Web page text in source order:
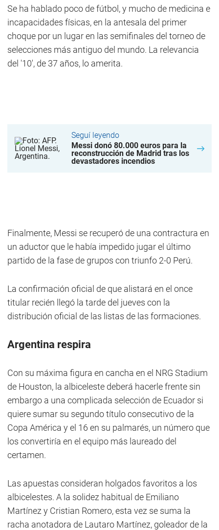
Se ha hablado poco de fútbol, y mucho de medicina e
incapacidades físicas, en la antesala del primer
choque por un lugar en las semifinales del torneo de
selecciones más antiguo del mundo. La relevancia
del '10', de 37 años, lo amerita.
Seguí leyendo
Messi donó 80.000 euros para la
reconstrucción de Madrid tras los
devastadores incendios
Finalmente, Messi se recuperó de una contractura en
un aductor que le había impedido jugar el último
partido de la fase de grupos con triunfo 2-0 Perú.
La confirmación oficial de que alistará en el once
titular recién llegó la tarde del jueves con la
distribución oficial de las listas de las formaciones.
Argentina respira
Con su máxima figura en cancha en el NRG Stadium
de Houston, la albiceleste deberá hacerle frente sin
embargo a una complicada selección de Ecuador si
quiere sumar su segundo título consecutivo de la
Copa América y el 16 en su palmarés, un número que
los convertiría en el equipo más laureado del
certamen.
Las apuestas consideran holgados favoritos a los
albicelestes. A la solidez habitual de Emiliano
Martínez y Cristian Romero, esta vez se suma la
racha anotadora de Lautaro Martínez, goleador de la